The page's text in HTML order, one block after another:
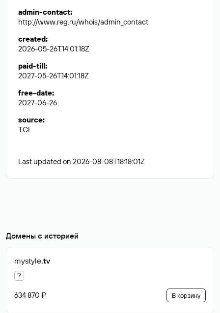
admin-contact:
http://www.reg.ru/whois/admin_contact
created:
2026-05-26T14:01:18Z
paid-till:
2027-05-26T14:01:18Z
free-date:
2027-06-26
source:
TCI
Last updated on 2026-08-08T18:18:01Z
Домены с историей
mystyle.tv
?
634 870 ₽ В корзину